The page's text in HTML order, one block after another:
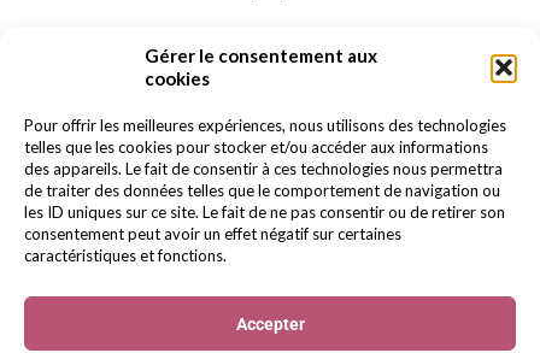
Gérer le consentement aux
cookies
Pour offrir les meilleures expériences, nous utilisons des technologies
telles que les cookies pour stocker et/ou accéder aux informations
des appareils. Le fait de consentir à ces technologies nous permettra
de traiter des données telles que le comportement de navigation ou
les ID uniques sur ce site. Le fait de ne pas consentir ou de retirer son
consentement peut avoir un effet négatif sur certaines
caractéristiques et fonctions.
Accepter
Bijoux & accessoires
Promos
Contact
© 2022 BERELLA Tous droits réservés.